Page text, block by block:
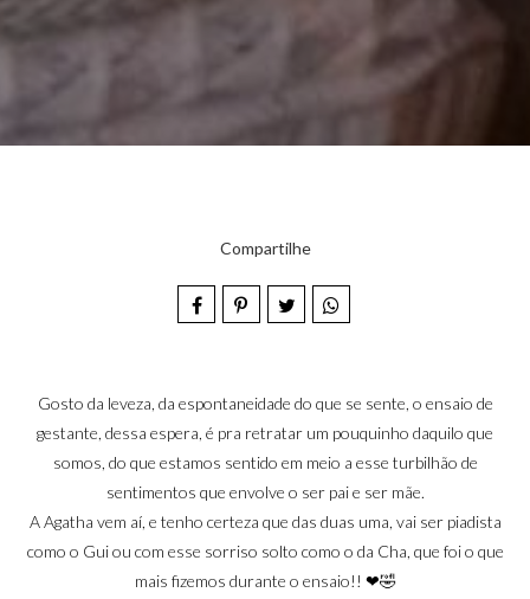
Compartilhe
Gosto da leveza, da espontaneidade do que se sente, o ensaio de
gestante, dessa espera, é pra retratar um pouquinho daquilo que
somos, do que estamos sentido em meio a esse turbilhão de
sentimentos que envolve o ser pai e ser mãe.
A Agatha vem aí, e tenho certeza que das duas uma, vai ser piadista
como o Gui ou com esse sorriso solto como o da Cha, que foi o que
mais fizemos durante o ensaio!! ❤🤣